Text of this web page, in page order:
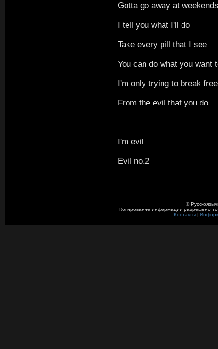
Gotta go away at weekends
I tell you what I'll do
Take every pill that I see
You can do what you want
I'm only trying to break free
From the evil that you do
I'm evil
Evil no.2
©
Копирование информации разрешено
Контакты|